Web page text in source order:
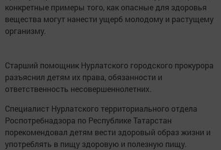
конкретные примеры того, как опасные для здоровья
вещества могут нанести ущерб молодому и растущему
организму.
Старший помощник Нурлатского городского прокурора
разъяснил детям их права, обязанности и
ответственность несовершеннолетних.
Специалист Нурлатского территориального отдела
Роспотребнадзора по Республике Татарстан
порекомендовал детям вести здоровый образ жизни и
употреблять в пищу здоровую и полезную пищу.